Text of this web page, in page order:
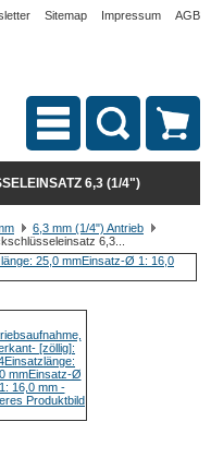
Sitemap Impressum AGB
6,3 (1/4")
6,3 mm (1/4") Antrieb
6,3...